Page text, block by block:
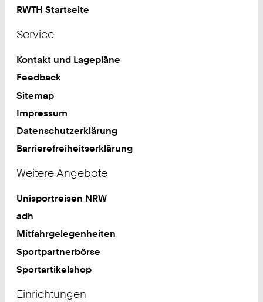
RWTH Startseite
Service
Kontakt und Lagepläne
Feedback
Sitemap
Impressum
Datenschutzerklärung
Barrierefreiheitserklärung
Weitere Angebote
Unisportreisen NRW
adh
Mitfahrgelegenheiten
Sportpartnerbörse
Sportartikelshop
Einrichtungen